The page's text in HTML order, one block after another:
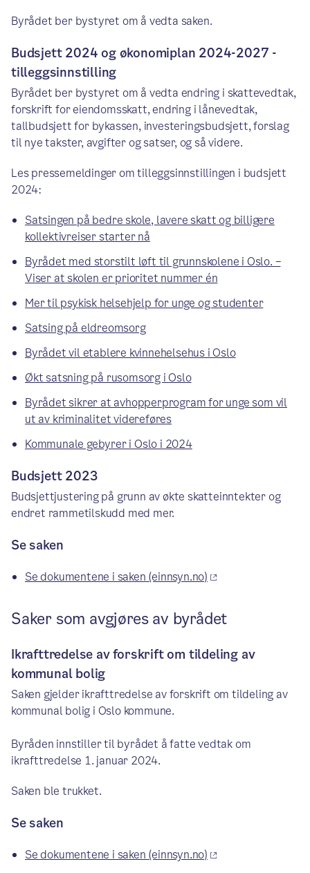
Byrådet ber bystyret om å vedta saken.
Budsjett 2024 og økonomiplan 2024-2027 -
tilleggsinnstilling
Byrådet ber bystyret om å vedta endring i skattevedtak,
forskrift for eiendomsskatt, endring i lånevedtak,
tallbudsjett for bykassen, investeringsbudsjett, forslag
til nye takster, avgifter og satser, og så videre.
Les pressemeldinger om tilleggsinnstillingen i budsjett
2024:
Satsingen på bedre skole, lavere skatt og billigere
kollektivreiser starter nå
Byrådet med storstilt løft til grunnskolene i Oslo. –
Viser at skolen er prioritet nummer én
Mer til psykisk helsehjelp for unge og studenter
Satsing på eldreomsorg
Byrådet vil etablere kvinnehelsehus i Oslo
Økt satsning på rusomsorg i Oslo
Byrådet sikrer at avhopperprogram for unge som vil
ut av kriminalitet videreføres
Kommunale gebyrer i Oslo i 2024
Budsjett 2023
Budsjettjustering på grunn av økte skatteinntekter og
endret rammetilskudd med mer.
Se saken
Se dokumentene i saken (einnsyn.no)
Saker som avgjøres av byrådet
Ikrafttredelse av forskrift om tildeling av
kommunal bolig
Saken gjelder ikrafttredelse av forskrift om tildeling av
kommunal bolig i Oslo kommune.
Byråden innstiller til byrådet å fatte vedtak om
ikrafttredelse 1. januar 2024.
Saken ble trukket.
Se saken
Se dokumentene i saken (einnsyn.no)